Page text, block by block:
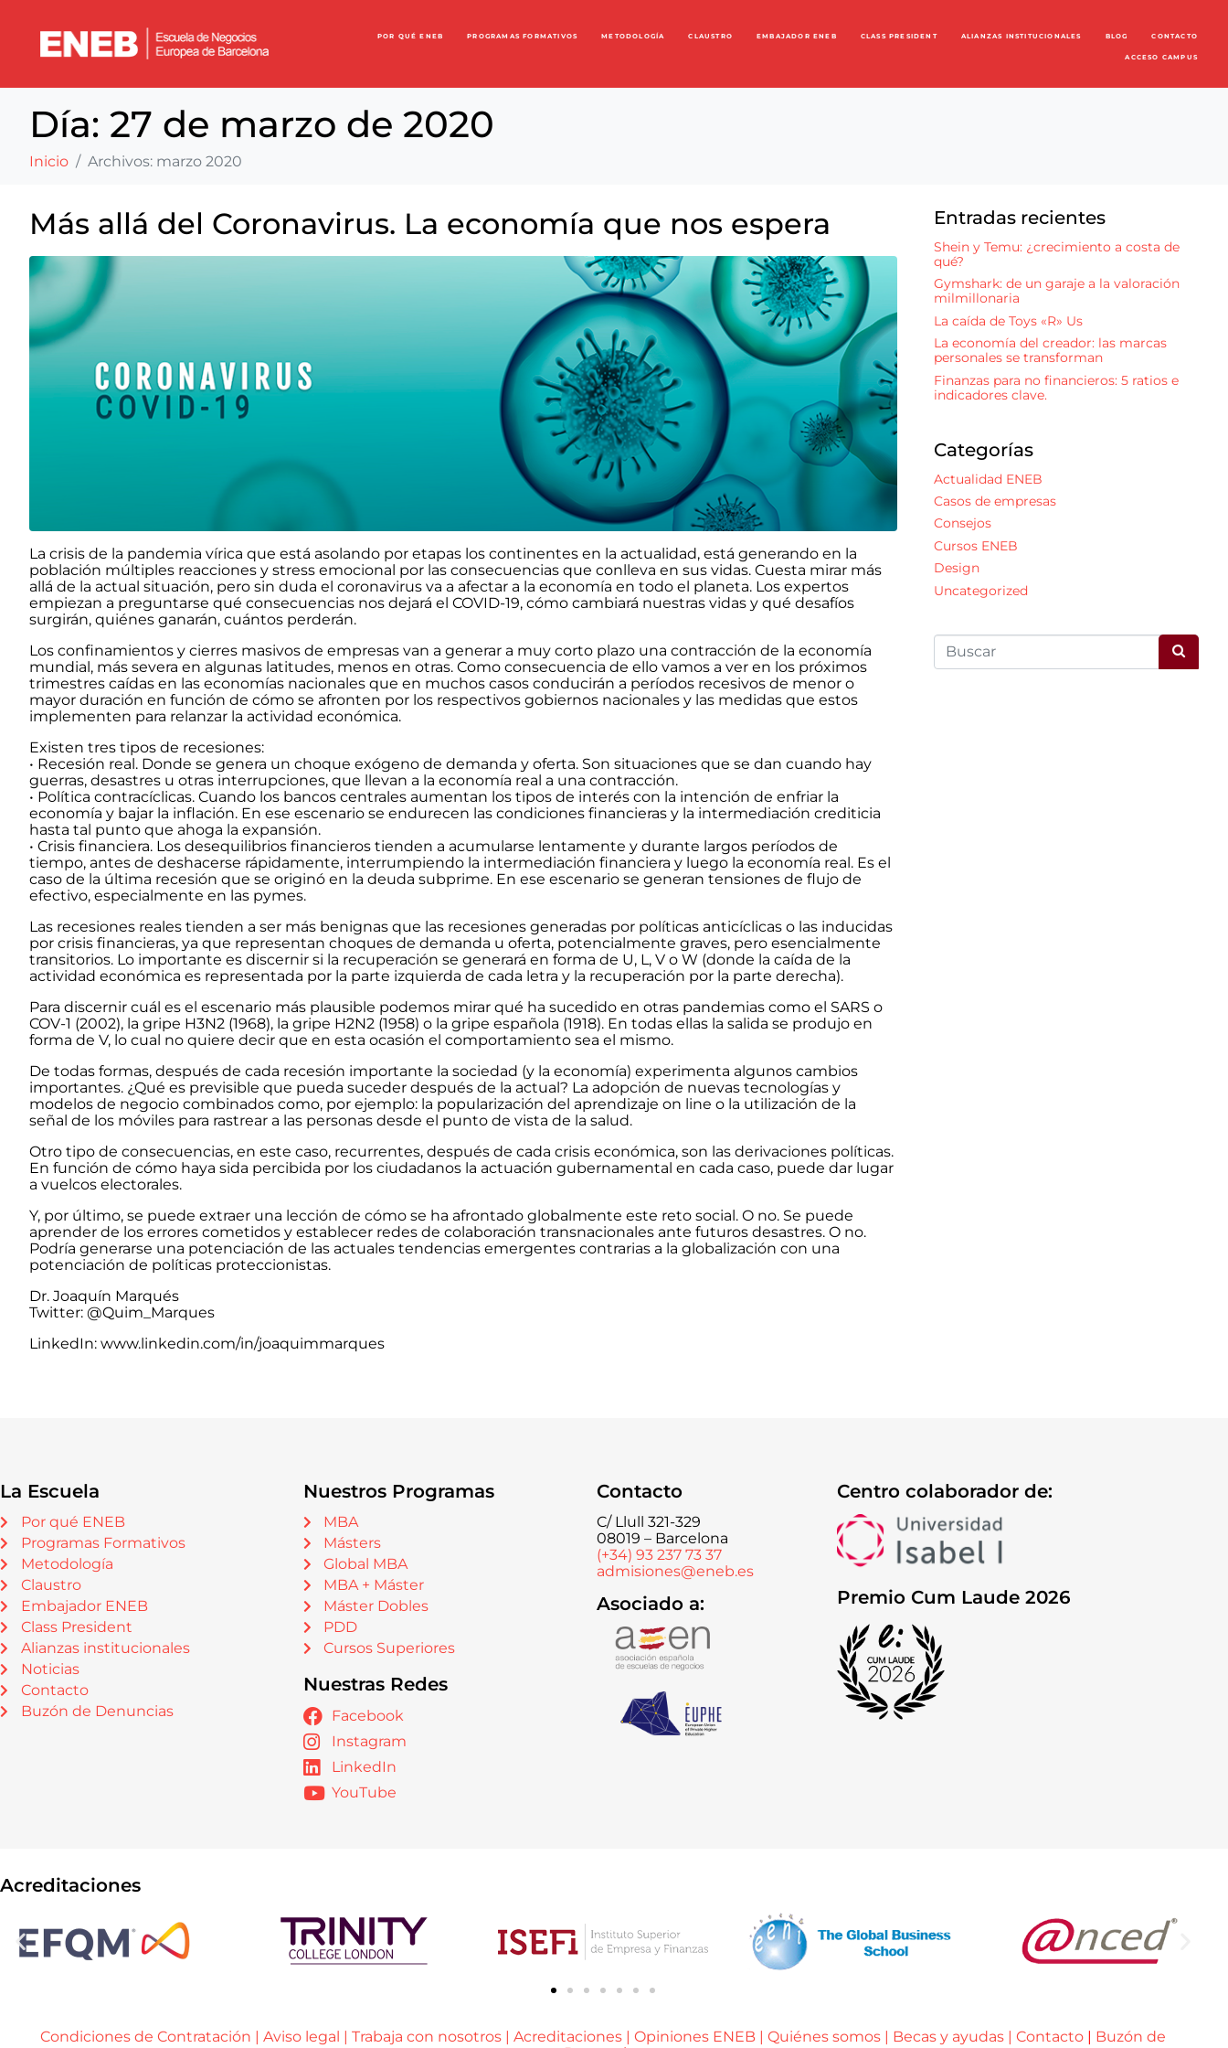
POR QUÉ ENEB PROGRAMAS FORMATIVOS METODOLOGÍA CLAUSTRO EMBAJADOR ENEB CLASS PRESIDENT ALIANZAS INSTITUCIONALES BLOG CONTACTO
ACCESO CAMPUS
Día: 27 de marzo de 2020
Inicio Archivos: marzo 2020
Más allá del Coronavirus. La economía que nos espera
La crisis de la pandemia vírica que está asolando por etapas los continentes en la actualidad, está generando en la
población múltiples reacciones y stress emocional por las consecuencias que conlleva en sus vidas. Cuesta mirar más
allá de la actual situación, pero sin duda el coronavirus va a afectar a la economía en todo el planeta. Los expertos
empiezan a preguntarse qué consecuencias nos dejará el COVID-19, cómo cambiará nuestras vidas y qué desafíos
surgirán, quiénes ganarán, cuántos perderán.
Los confinamientos y cierres masivos de empresas van a generar a muy corto plazo una contracción de la economía
mundial, más severa en algunas latitudes, menos en otras. Como consecuencia de ello vamos a ver en los próximos
trimestres caídas en las economías nacionales que en muchos casos conducirán a períodos recesivos de menor o
mayor duración en función de cómo se afronten por los respectivos gobiernos nacionales y las medidas que estos
implementen para relanzar la actividad económica.
Existen tres tipos de recesiones:
• Recesión real. Donde se genera un choque exógeno de demanda y oferta. Son situaciones que se dan cuando hay
guerras, desastres u otras interrupciones, que llevan a la economía real a una contracción.
• Política contracíclicas. Cuando los bancos centrales aumentan los tipos de interés con la intención de enfriar la
economía y bajar la inflación. En ese escenario se endurecen las condiciones financieras y la intermediación crediticia
hasta tal punto que ahoga la expansión.
• Crisis financiera. Los desequilibrios financieros tienden a acumularse lentamente y durante largos períodos de
tiempo, antes de deshacerse rápidamente, interrumpiendo la intermediación financiera y luego la economía real. Es el
caso de la última recesión que se originó en la deuda subprime. En ese escenario se generan tensiones de flujo de
efectivo, especialmente en las pymes.
Las recesiones reales tienden a ser más benignas que las recesiones generadas por políticas anticíclicas o las inducidas
por crisis financieras, ya que representan choques de demanda u oferta, potencialmente graves, pero esencialmente
transitorios. Lo importante es discernir si la recuperación se generará en forma de U, L, V o W (donde la caída de la
actividad económica es representada por la parte izquierda de cada letra y la recuperación por la parte derecha).
Para discernir cuál es el escenario más plausible podemos mirar qué ha sucedido en otras pandemias como el SARS o
COV-1 (2002), la gripe H3N2 (1968), la gripe H2N2 (1958) o la gripe española (1918). En todas ellas la salida se produjo en
forma de V, lo cual no quiere decir que en esta ocasión el comportamiento sea el mismo.
De todas formas, después de cada recesión importante la sociedad (y la economía) experimenta algunos cambios
importantes. ¿Qué es previsible que pueda suceder después de la actual? La adopción de nuevas tecnologías y
modelos de negocio combinados como, por ejemplo: la popularización del aprendizaje on line o la utilización de la
señal de los móviles para rastrear a las personas desde el punto de vista de la salud.
Otro tipo de consecuencias, en este caso, recurrentes, después de cada crisis económica, son las derivaciones políticas.
En función de cómo haya sida percibida por los ciudadanos la actuación gubernamental en cada caso, puede dar lugar
a vuelcos electorales.
Y, por último, se puede extraer una lección de cómo se ha afrontado globalmente este reto social. O no. Se puede
aprender de los errores cometidos y establecer redes de colaboración transnacionales ante futuros desastres. O no.
Podría generarse una potenciación de las actuales tendencias emergentes contrarias a la globalización con una
potenciación de políticas proteccionistas.
Dr. Joaquín Marqués
Twitter: @Quim_Marques
LinkedIn: www.linkedin.com/in/joaquimmarques
Entradas recientes
Shein y Temu: ¿crecimiento a costa de
qué?
Gymshark: de un garaje a la valoración
milmillonaria
La caída de Toys «R» Us
La economía del creador: las marcas
personales se transforman
Finanzas para no financieros: 5 ratios e
indicadores clave.
Categorías
Actualidad ENEB
Casos de empresas
Consejos
Cursos ENEB
Design
Uncategorized
La Escuela
Por qué ENEB
Programas Formativos
Metodología
Claustro
Embajador ENEB
Class President
Alianzas institucionales
Noticias
Contacto
Buzón de Denuncias
Nuestros Programas
MBA
Másters
Global MBA
MBA + Máster
Máster Dobles
PDD
Cursos Superiores
Nuestras Redes
Facebook
Instagram
LinkedIn
YouTube
Contacto
C/ Llull 321-329
08019 – Barcelona
(+34) 93 237 73 37
admisiones@eneb.es
Asociado a:
Centro colaborador de:
Premio Cum Laude 2026
Acreditaciones
Condiciones de Contratación | Aviso legal | Trabaja con nosotros | Acreditaciones | Opiniones ENEB | Quiénes somos | Becas y ayudas | Contacto | Buzón de